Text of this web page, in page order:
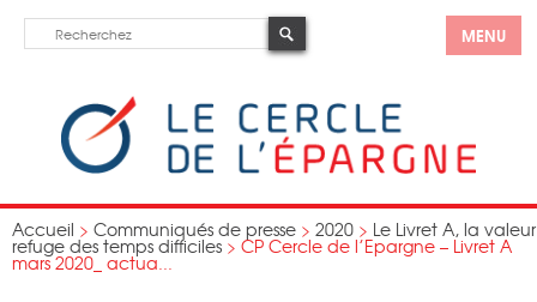
MENU
Accueil > Communiqués de presse > 2020 > Le Livret A, la valeur
refuge des temps difficiles > CP Cercle de l’Epargne – Livret A
mars 2020_ actua...